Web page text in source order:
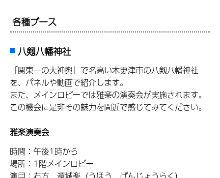
各種ブース
八剱八幡神社
「関東一の大神輿」で名高い木更津市の八剱八幡神社
を、パネルや動画で紹介します。
また、メインロビーでは雅楽の演奏会が実施されます。
この機会に是非その魅力を間近で感じてみてください。
雅楽演奏会
時間：午後1時から
場所：1階メインロビー